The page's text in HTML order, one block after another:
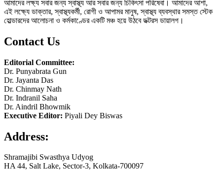
আমাদের লক্ষ্য সবার জন্য স্বাস্থ্য আর সবার জন্য চিকিৎসা পরিষেবা। আমাদের আশা,
এই লক্ষ্যে ডাক্তার, স্বাস্থ্যকর্মী, রোগী ও আপামর মানুষ, স্বাস্থ্য ব্যবস্থার সমস্ত স্টেক
হোল্ডারদের আলোচনা ও কর্মকাণ্ডের একটি মঞ্চ হয়ে উঠবে ডক্টরস ডায়ালগ।
Contact Us
Editorial Committee:
Dr. Punyabrata Gun
Dr. Jayanta Das
Dr. Chinmay Nath
Dr. Indranil Saha
Dr. Aindril Bhowmik
Executive Editor: Piyali Dey Biswas
Address:
Shramajibi Swasthya Udyog
HA 44, Salt Lake, Sector-3, Kolkata-700097